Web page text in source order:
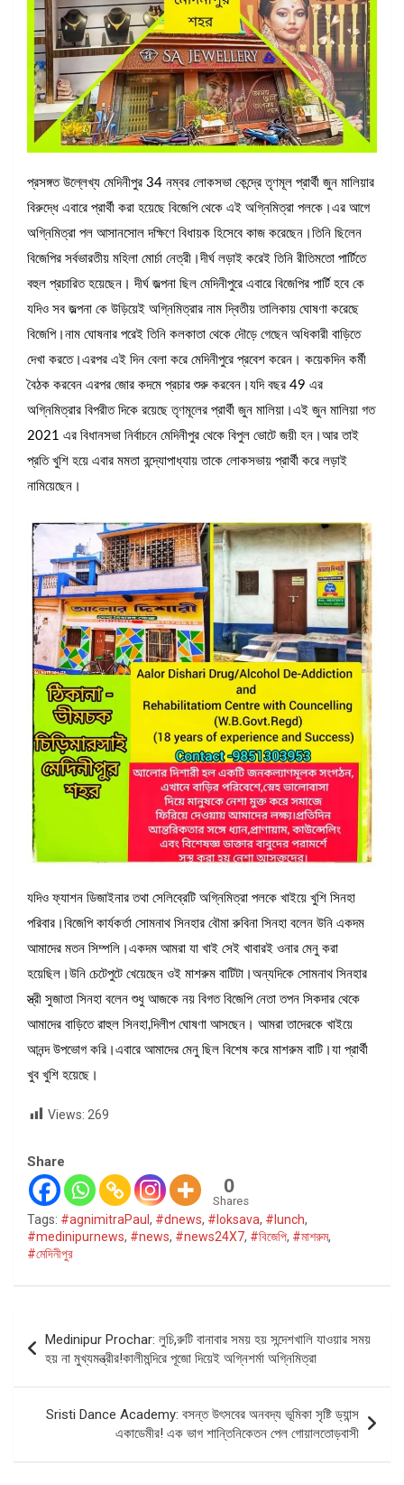
প্রসঙ্গত উল্লেখ্য মেদিনীপুর 34 নম্বর লোকসভা কেন্দ্রে তৃণমূল প্রার্থী জুন মালিয়ার
বিরুদ্ধে এবারে প্রার্থী করা হয়েছে বিজেপি থেকে এই অগ্নিমিত্রা পলকে।এর আগে
অগ্নিমিত্রা পল আসানসোল দক্ষিণে বিধায়ক হিসেবে কাজ করেছেন।তিনি ছিলেন
বিজেপির সর্বভারতীয় মহিলা মোর্চা নেত্রী।দীর্ঘ লড়াই করেই তিনি রীতিমতো পার্টিতে
বহুল প্রচারিত হয়েছেন। দীর্ঘ জল্পনা ছিল মেদিনীপুরে এবারে বিজেপির পার্টি হবে কে
যদিও সব জল্পনা কে উড়িয়েই অগ্নিমিত্রার নাম দ্বিতীয় তালিকায় ঘোষণা করেছে
বিজেপি।নাম ঘোষনার পরেই তিনি কলকাতা থেকে দৌড়ে গেছেন অধিকারী বাড়িতে
দেখা করতে।এরপর এই দিন বেলা করে মেদিনীপুরে প্রবেশ করেন। কয়েকদিন কর্মী
বৈঠক করবেন এরপর জোর কদমে প্রচার শুরু করবেন।যদি বছর 49 এর
অগ্নিমিত্রার বিপরীত দিকে রয়েছে তৃণমূলের প্রার্থী জুন মালিয়া।এই জুন মালিয়া গত
2021 এর বিধানসভা নির্বাচনে মেদিনীপুর থেকে বিপুল ভোটে জয়ী হন।আর তাই
প্রতি খুশি হয়ে এবার মমতা বন্দ্যোপাধ্যায় তাকে লোকসভায় প্রার্থী করে লড়াই
নামিয়েছেন।
যদিও ফ্যাশন ডিজাইনার তথা সেলিব্রেটি অগ্নিমিত্রা পলকে খাইয়ে খুশি সিনহা
পরিবার।বিজেপি কার্যকর্তা সোমনাথ সিনহার বৌমা রুবিনা সিনহা বলেন উনি একদম
আমাদের মতন সিম্পলি।একদম আমরা যা খাই সেই খাবারই ওনার মেনু করা
হয়েছিল।উনি চেটেপুটে খেয়েছেন ওই মাশরুম বাটিটা।অন্যদিকে সোমনাথ সিনহার
স্ত্রী সুজাতা সিনহা বলেন শুধু আজকে নয় বিগত বিজেপি নেতা তপন সিকদার থেকে
আমাদের বাড়িতে রাহুল সিনহা,দিলীপ ঘোষণা আসছেন। আমরা তাদেরকে খাইয়ে
আনন্দ উপভোগ করি।এবারে আমাদের মেনু ছিল বিশেষ করে মাশরুম বাটি।যা প্রার্থী
খুব খুশি হয়েছে।
Views: 269
Share
0
Shares
Tags: #agnimitraPaul , #dnews, #loksava, #lunch,
#medinipurnews, #news, #news24X7, #বিজেপি, #মাশরুম,
#মেদিনীপুর
Post
navigation
Medinipur Prochar: লুচি,রুটি বানাবার সময় হয় সন্দেশখালি যাওয়ার সময়
হয় না মুখ্যমন্ত্রীর!কালীমন্দিরে পূজো দিয়েই অগ্নিশর্মা অগ্নিমিত্রা
Sristi Dance Academy: বসন্ত উৎসবের অনবদ্য ভূমিকা সৃষ্টি ড্যান্স
একাডেমীর! এক ভাগ শান্তিনিকেতন পেল গোয়ালতোড়বাসী